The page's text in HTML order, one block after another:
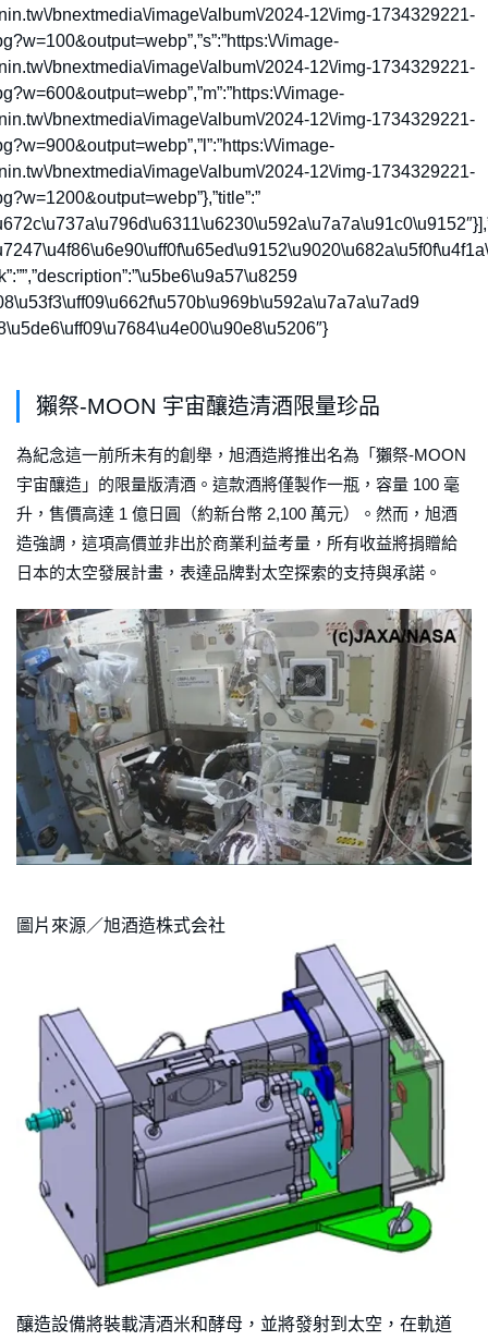
bnextmedia\/image\/album\/2024-12\/img-1734329221-
\/image-
bnextmedia\/image\/album\/2024-12\/img-1734329221-
\/image-
bnextmedia\/image\/album\/2024-12\/img-1734329221-
\/image-
bnextmedia\/image\/album\/2024-12\/img-1734329221-
獺祭-MOON 宇宙釀造清酒限量珍品
為紀念這一前所未有的創舉，旭酒造將推出名為「獺祭-MOON
宇宙釀造」的限量版清酒。這款酒將僅製作一瓶，容量 100 毫
升，售價高達 1 億日圓（約新台幣 2,100 萬元）。然而，旭酒
造強調，這項高價並非出於商業利益考量，所有收益將捐贈給
日本的太空發展計畫，表達品牌對太空探索的支持與承諾。
圖片來源／旭酒造株式会社
釀造設備將裝載清酒米和酵母，並將發射到太空，在軌道